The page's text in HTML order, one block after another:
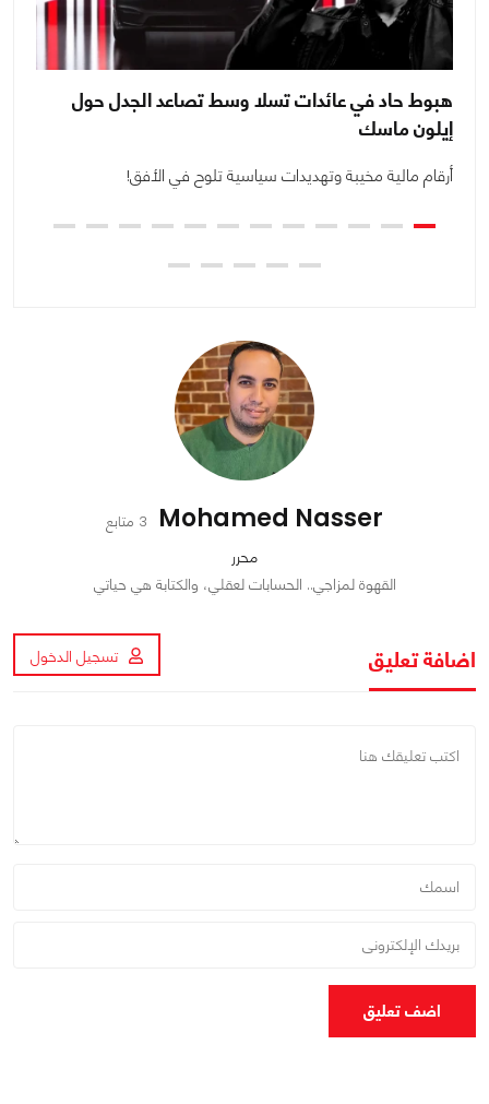
هبوط حاد في عائدات تسلا وسط تصاعد الجدل حول
إيلون ماسك
أرقام مالية مخيبة وتهديدات سياسية تلوح في الأفق!
Mohamed Nasser 3 متابع
محرر
القهوة لمزاجي.. الحسابات لعقلي، والكتابة هي حياتي
اضافة تعليق تسجيل الدخول
اضف تعليق